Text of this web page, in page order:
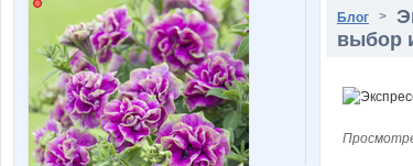
Блог >
выбор